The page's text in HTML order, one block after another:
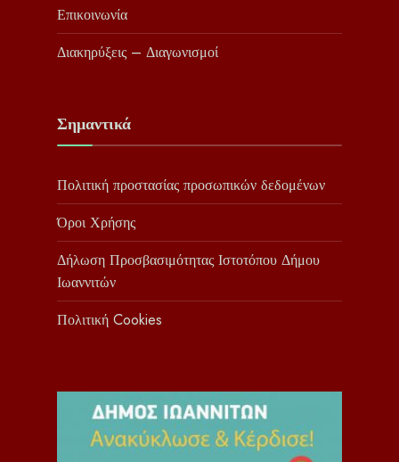
Επικοινωνία
Διακηρύξεις – Διαγωνισμοί
Σημαντικά
Πολιτική προστασίας προσωπικών δεδομένων
Όροι Χρήσης
Δήλωση Προσβασιμότητας Ιστοτόπου Δήμου
Ιωαννιτών
Πολιτική Cookies